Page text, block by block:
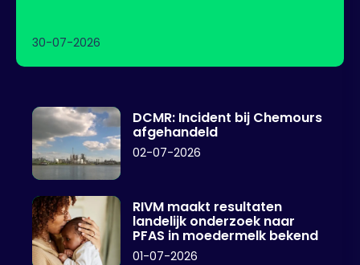
30-07-2026
DCMR: Incident bij Chemours
afgehandeld
02-07-2026
RIVM maakt resultaten
landelijk onderzoek naar
PFAS in moedermelk bekend
01-07-2026